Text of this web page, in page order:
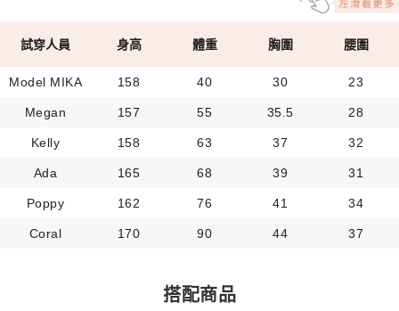
試穿人員 身高 體重 胸圍 腰圍
Model MIKA 158 40 30 23
Megan 157 55 35.5 28
Kelly 158 63 37 32
Ada 165 68 39 31
Poppy 162 76 41 34
Coral 170 90 44 37
搭配商品